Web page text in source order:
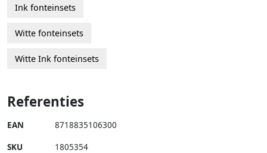
Ink fonteinsets
Witte fonteinsets
Witte Ink fonteinsets
Referenties
EAN 8718835106300
SKU 1805354